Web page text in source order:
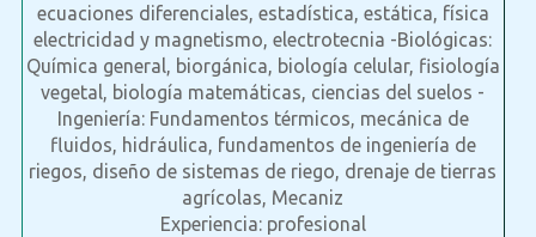
ecuaciones diferenciales, estadística, estática, física
electricidad y magnetismo, electrotecnia -Biológicas:
Química general, biorgánica, biología celular, fisiología
vegetal, biología matemáticas, ciencias del suelos -
Ingeniería: Fundamentos térmicos, mecánica de
fluidos, hidráulica, fundamentos de ingeniería de
riegos, diseño de sistemas de riego, drenaje de tierras
agrícolas, Mecaniz
Experiencia: profesional